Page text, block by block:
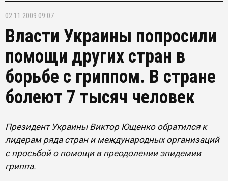
02.11.2009 09:07
Власти Украины попросили
помощи других стран в
борьбе с гриппом. В стране
болеют 7 тысяч человек
Президент Украины Виктор Ющенко обратился к
лидерам ряда стран и международных организаций
с просьбой о помощи в преодолении эпидемии
гриппа.